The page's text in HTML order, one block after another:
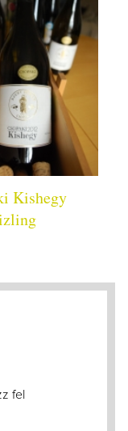
Kishegy
fel